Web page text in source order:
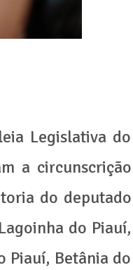
Legislativa do
a circunscrição
do deputado
do Piauí,
Piauí, Betânia do